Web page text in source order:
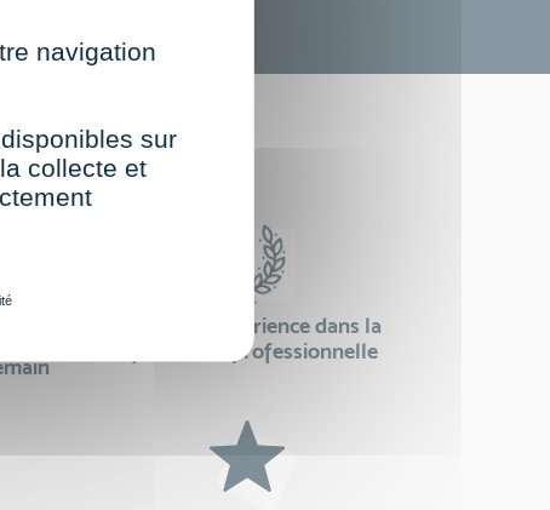
24 ans d'expérience dans la
formation professionnelle
navigation
sur
collecte et